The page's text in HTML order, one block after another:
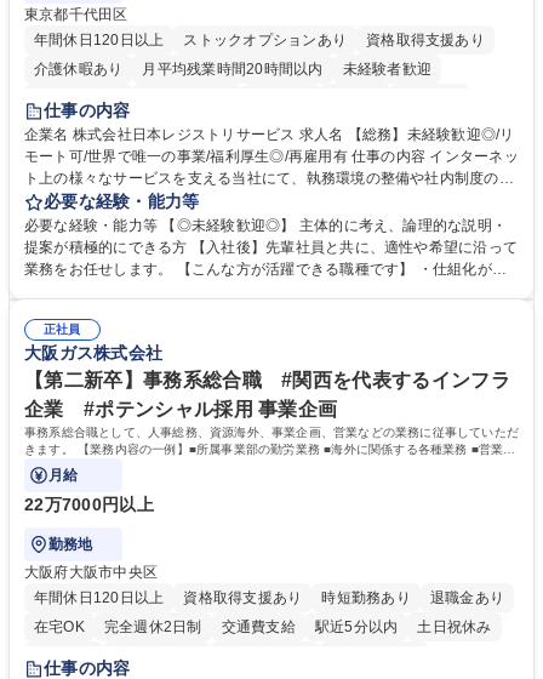
東京都千代田区
年間休日120日以上
ストックオプションあり
資格取得支援あり
介護休暇あり
月平均残業時間20時間以内
未経験者歓迎
住宅手当あり
完全週休2日制
交通費支給 駅近5分以内 土日祝休み 服装自由
仕事の内容
企業名 株式会社日本レジストリサービス 求人名 【総務】未経験歓迎◎/リ
モート可/世界で唯一の事業/福利厚生◎/再雇用有 仕事の内容 インターネッ
ト上の様々なサービスを支える当社にて、執務環境の整備や社内制度の検
討、イベント運営などの幅広い業務を担当し、間接的に会社の生産性向上
や成長に貢献している部署です。 会社の全メンバーが安心して長く成果を
発揮できる環境を整えるために、毎日のメンテナンスや維持管理に加え、
新たな施策検討を積極的に行っていただき、会社全体を巻き込み課題解決
幅広い業務の体得が可能で、多様なキャリアパスを描くことも可能です。
募集職種 【総務】未経験歓迎◎/リモート可/世界で唯一の事業/福利厚生◎/
再雇用有
必要な経験・能力等
必要な経験・能力等 【◎未経験歓迎◎】 主体的に考え、論理的な説明・
提案が積極的にできる方 【入社後】先輩社員と共に、適性や希望に沿って
業務をお任せします。 【こんな方が活躍できる職種です】 ・仕組化が好
対処できる・新しいことに興味関心がある 【魅力】■自己啓発支援：資格
取得や通信教育など費用の80%（年間25万円まで）を補助 ■住宅手当：家
賃の50%（月額7万円まで）を補助 学歴・資格 学歴：大学院 大学 語学
力： 資格：
正社員
大阪ガス株式会社
【第二新卒】事務系総合職 #関西を代表するインフラ
企業 #ポテンシャル採用 事業企画
事務系総合職として、人事総務、資源海外、事業企画、営業などの業務に従事していただ
きます。 【業務内容の一例】■所属事業部の勤労業務 ■海外に関係する各種業務 ■営業部
門の企画スタッフ、ルート営業
月給
22万7000円以上
勤務地
大阪府大阪市中央区
年間休日120日以上
資格取得支援あり 時短勤務あり
退職金あり
在宅OK
完全週休2日制 交通費支給 駅近5分以内
土日祝休み
服装自由
第二新卒歓迎
仕事の内容